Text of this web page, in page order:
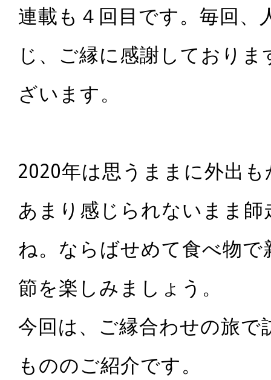
連載も４回目です。毎回、
じ、ご縁に感謝しており
ざいます。
2020年は思うままに外出
あまり感じられないまま
ね。ならばせめて食べ物
節を楽しみましょう。
今回は、ご縁合わせの旅で
もののご紹介です。